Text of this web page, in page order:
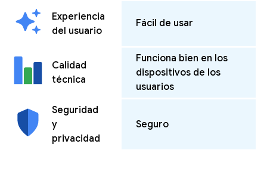
Experiencia
del usuario
Fácil de usar
Calidad
técnica
Funciona bien en los
dispositivos de los
usuarios
Seguridad
y
privacidad
Seguro